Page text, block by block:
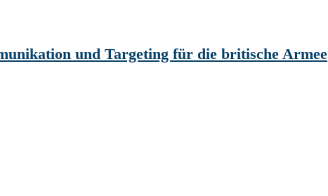
und Targeting für die britische Armee